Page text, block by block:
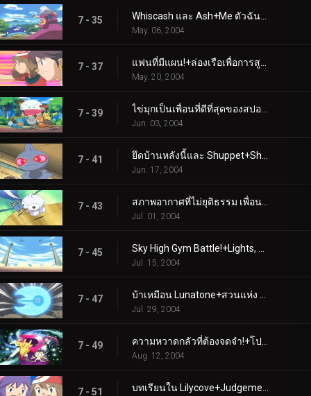
7 - 35
May. 06, 2004
7 - 37
May. 20, 2004
7 - 39
Jun. 03, 2004
7 - 41
Jun. 17, 2004
7 - 43
Jul. 01, 2004
7 - 45
Jul. 15, 2004
7 - 47
Jul. 29, 2004
7 - 49
Aug. 12, 2004
7 - 51